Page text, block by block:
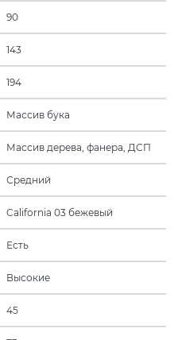
90
143
194
Массив бука
Массив дерева, фанера, ДСП
Средний
California 03 бежевый
Есть
Высокие
45